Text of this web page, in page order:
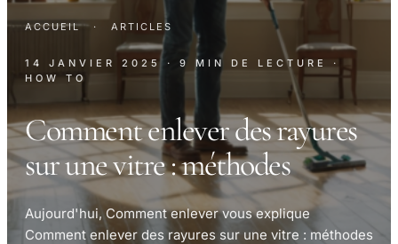
ACCUEIL · ARTICLES
14 JANVIER 2025 · 9 MIN DE LECTURE
·
HOW TO
Comment enlever des rayures
sur une vitre : méthodes
Aujourd'hui, Comment enlever vous explique
Comment enlever des rayures sur une vitre : méthodes